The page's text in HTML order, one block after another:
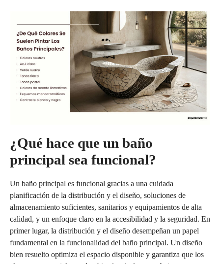
¿Qué hace que un baño
principal sea funcional?
Un baño principal es funcional gracias a una cuidada
planificación de la distribución y el diseño, soluciones de
almacenamiento suficientes, sanitarios y equipamientos de alta
calidad, y un enfoque claro en la accesibilidad y la seguridad. En
primer lugar, la distribución y el diseño desempeñan un papel
fundamental en la funcionalidad del baño principal. Un diseño
bien resuelto optimiza el espacio disponible y garantiza que los